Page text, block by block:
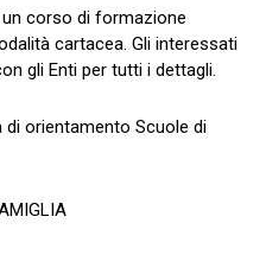
corso di formazione
cartacea. Gli interessati
gli Enti per tutti i dettagli.
di orientamento Scuole di